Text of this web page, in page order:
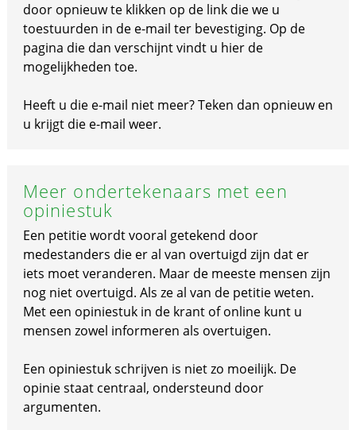
door opnieuw te klikken op de link die we u
toestuurden in de e-mail ter bevestiging. Op de
pagina die dan verschijnt vindt u hier de
mogelijkheden toe.
Heeft u die e-mail niet meer? Teken dan opnieuw en
u krijgt die e-mail weer.
Meer ondertekenaars met een
opiniestuk
Een petitie wordt vooral getekend door
medestanders die er al van overtuigd zijn dat er
iets moet veranderen. Maar de meeste mensen zijn
nog niet overtuigd. Als ze al van de petitie weten.
Met een opiniestuk in de krant of online kunt u
mensen zowel informeren als overtuigen.
Een opiniestuk schrijven is niet zo moeilijk. De
opinie staat centraal, ondersteund door
argumenten.